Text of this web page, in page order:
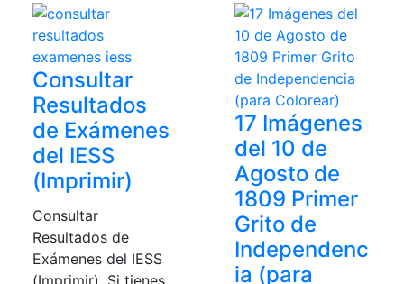
Consultar
Resultados
de Exámenes
del IESS
(Imprimir)
Consultar
Resultados de
Exámenes del IESS
(Imprimir). Si tienes
17 Imágenes
del 10 de
Agosto de
1809 Primer
Grito de
Independenc
ia (para